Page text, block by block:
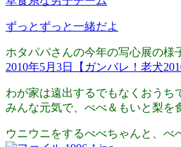
ずっとずっと一緒だよ
ホタパパさんの今年の写心展の様
2010年5月3日【ガンバレ！老犬
わが家は遠出するでもなくおう
みんな元気で、べべ＆もいと梨を
ウニウニをするべべちゃんと、